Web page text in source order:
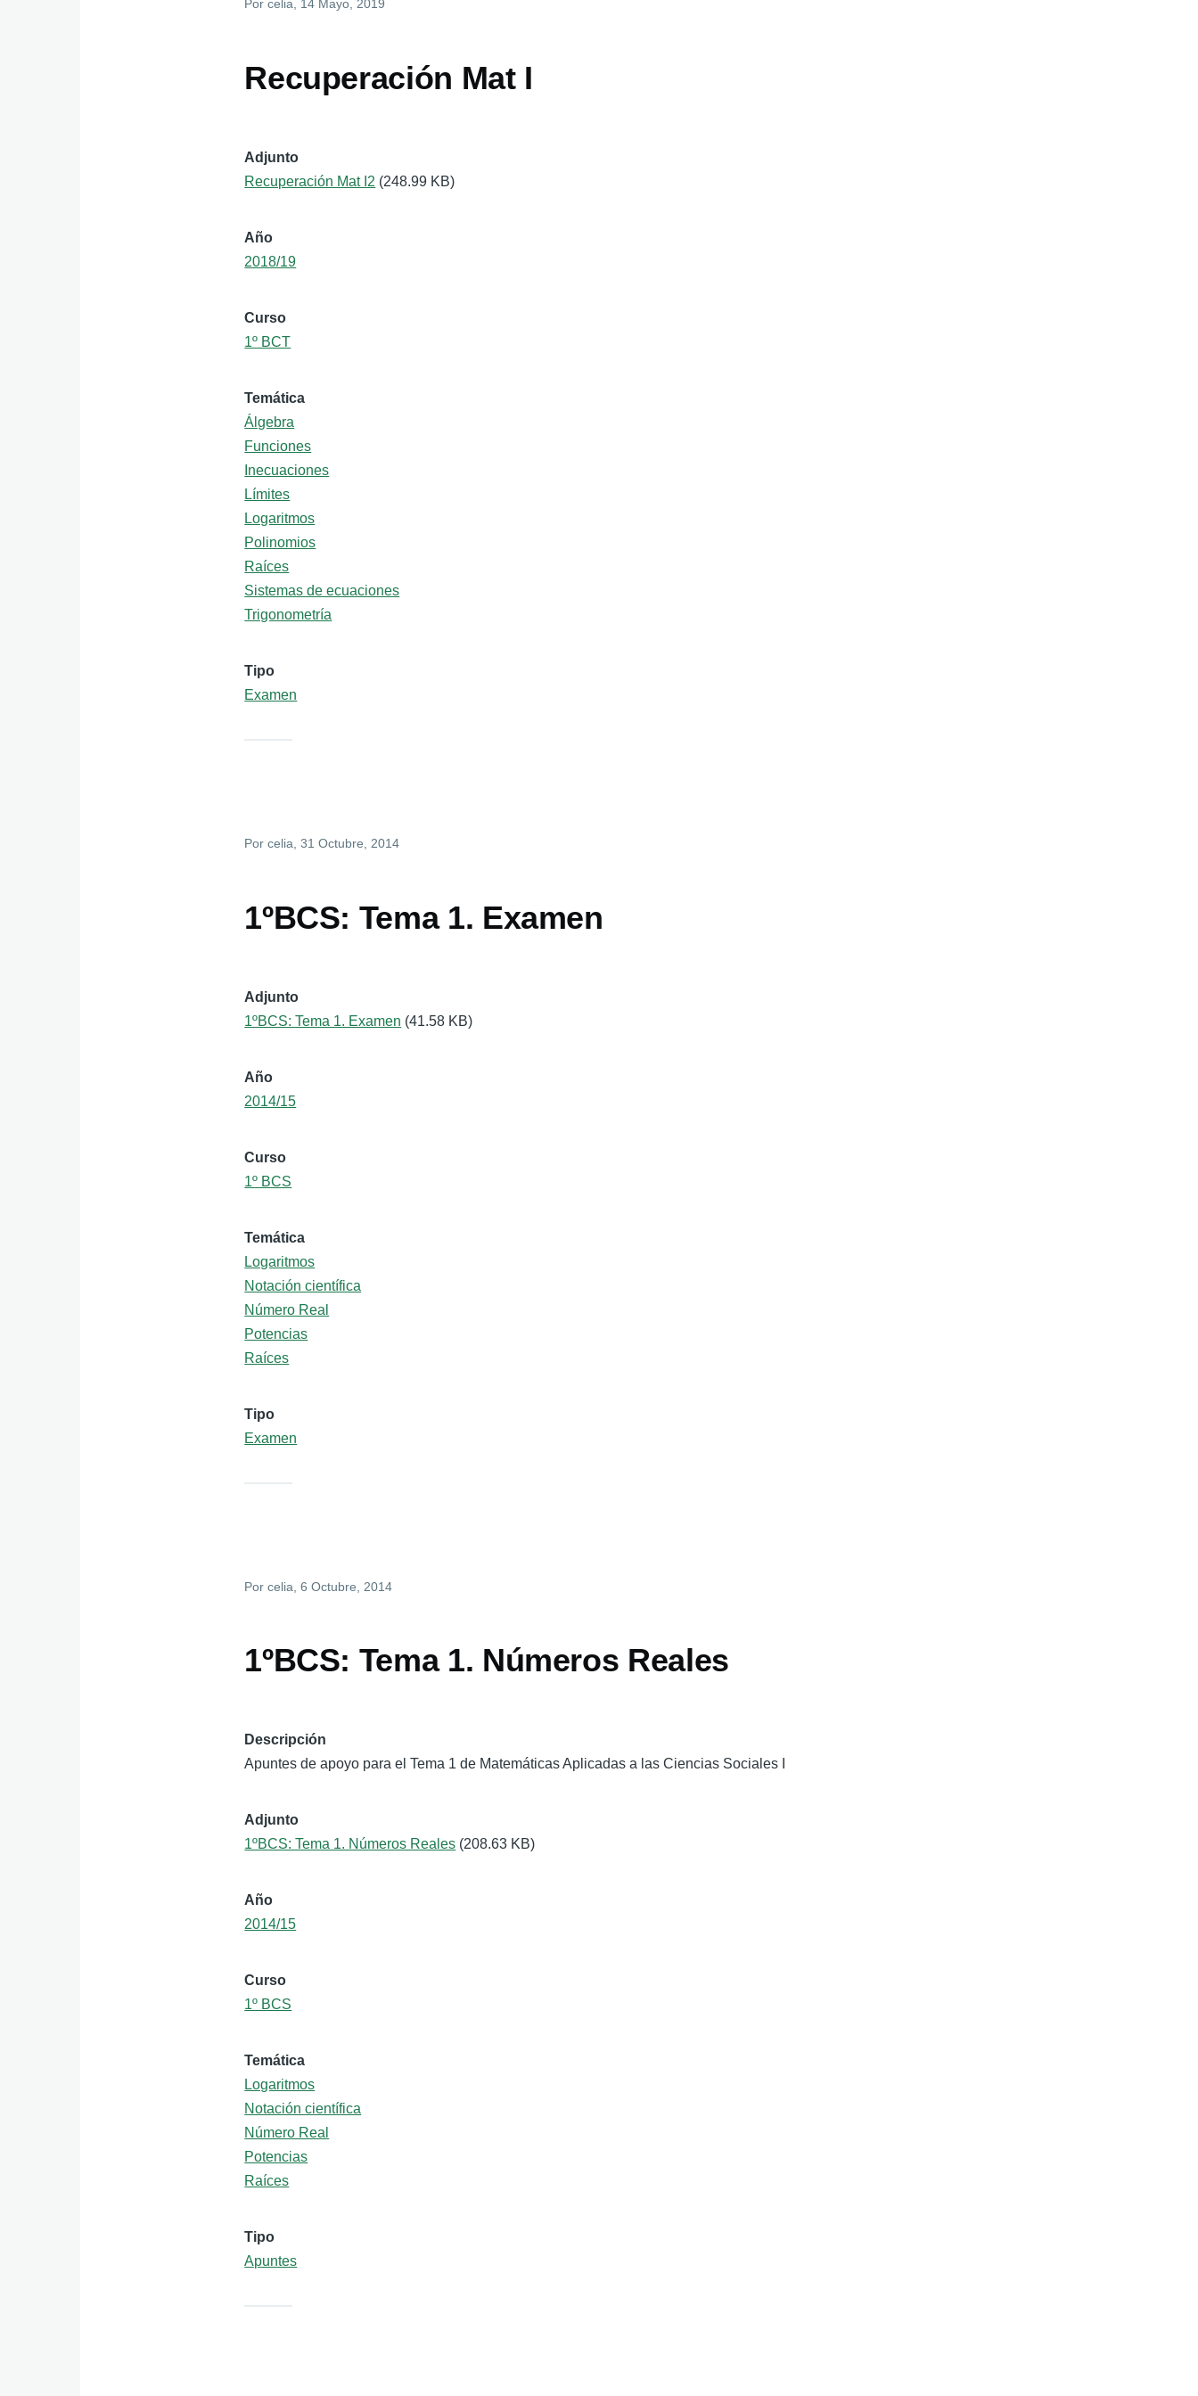
Porcelia , 14 Mayo, 2019
Recuperación Mat I
Adjunto
Recuperación Mat I2 (248.99 KB)
Año
2018/19
Curso
1º BCT
Temática
Álgebra
Funciones
Inecuaciones
Límites
Logaritmos
Polinomios
Raíces
Sistemas de ecuaciones
Trigonometría
Tipo
Examen
Porcelia , 31 Octubre, 2014
1ºBCS: Tema 1. Examen
Adjunto
1ºBCS: Tema 1. Examen (41.58 KB)
Año
2014/15
Curso
1º BCS
Temática
Logaritmos
Notación científica
Número Real
Potencias
Raíces
Tipo
Examen
Porcelia , 6 Octubre, 2014
1ºBCS: Tema 1. Números Reales
Descripción
Apuntes de apoyo para el Tema 1 de Matemáticas Aplicadas a las Ciencias Sociales I
Adjunto
1ºBCS: Tema 1. Números Reales (208.63 KB)
Año
2014/15
Curso
1º BCS
Temática
Logaritmos
Notación científica
Número Real
Potencias
Raíces
Tipo
Apuntes